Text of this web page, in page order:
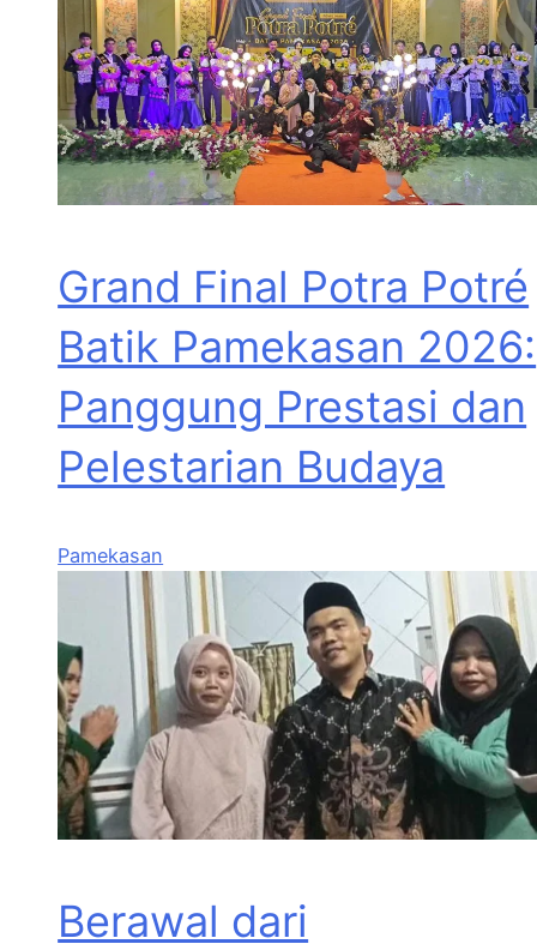
Grand Final Potra Potré
Batik Pamekasan 2026:
Panggung Prestasi dan
Pelestarian Budaya
Pamekasan
Berawal dari